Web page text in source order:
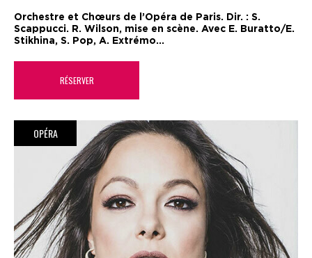
Orchestre et Chœurs de l’Opéra de Paris. Dir. : S.
Scappucci. R. Wilson, mise en scène. Avec E. Buratto/E.
Stikhina, S. Pop, A. Extrémo...
RÉSERVER
OPÉRA